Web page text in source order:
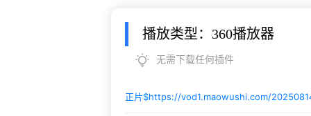
播放类型：360播放器
无需下载任何插件
正片$https://vod1.maowushi.com/